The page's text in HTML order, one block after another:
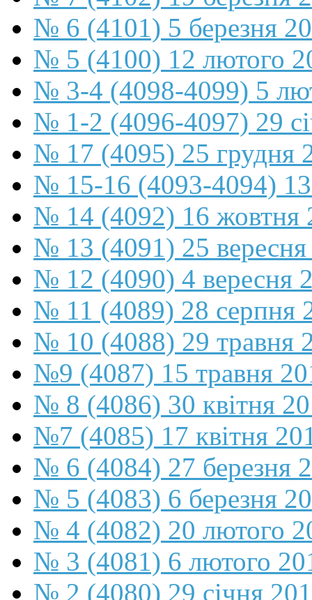
№ 6 (4101) 5 березня
№ 5 (4100) 12 лютого
№ 3-4 (4098-4099) 5
№ 1-2 (4096-4097) 29
№ 17 (4095) 25 грудня
№ 15-16 (4093-4094) 13
№ 14 (4092) 16 жовтня
№ 13 (4091) 25
№ 12 (4090) 4 вересня
№ 11 (4089) 28 серпня
№ 10 (4088) 29 травня
№9 (4087) 15 травня
№ 8 (4086) 30 квітня
№7 (4085) 17 квітня
№ 6 (4084) 27 березня
№ 5 (4083) 6 березня
№ 4 (4082) 20 лютого
№ 3 (4081) 6 лютого
№ 2 (4080) 29 січня